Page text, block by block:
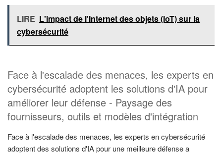
LIRE L'impact de l'Internet des objets (IoT) sur la
cybersécurité
Face à l'escalade des menaces, les experts en
cybersécurité adoptent les solutions d'IA pour
améliorer leur défense - Paysage des
fournisseurs, outils et modèles d'intégration
Face à l'escalade des menaces, les experts en cybersécurité
adoptent des solutions d'IA pour une meilleure défense a